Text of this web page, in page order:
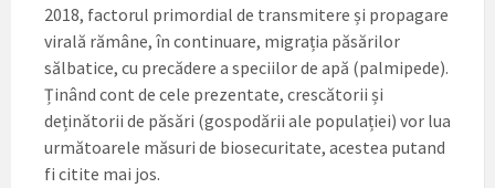
2018, factorul primordial de transmitere și propagare
virală rămâne, în continuare, migrația păsărilor
sălbatice, cu precădere a speciilor de apă (palmipede).
Ținând cont de cele prezentate, crescătorii și
deținătorii de păsări (gospodării ale populației) vor lua
următoarele măsuri de biosecuritate, acestea putand
fi citite mai jos.